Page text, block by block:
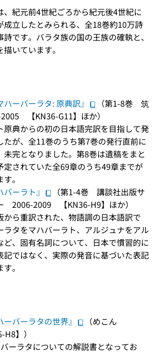
、紀元前4世紀ごろから紀元後4世紀に
成立したとみられる、全18巻約10万詩
です。バラタ族の国の王族の確執と、
いています。
ハーバーラタ: 原典訳』
（第1-8巻 筑
【KN36-G11】ほか）
原典からの初の日本語完訳を目指して発
たが、全11巻のうち第7巻の発行直前に
未完となりました。第8巻は遺稿をまと
定されていた全69章のうち49章までが
。
バーラト』
（第1-4巻 講談社出版サ
2006-2009 【KN36-H9】ほか）
から重訳された、物語調の日本語訳で
ラタをマハバーラト、アルジュナをアル
ど、固有名詞について、日本で慣習的に
記ではなく、実際の発音に基づいた表記
。
ーバーラタの世界』
（めこん
】）
ーラタについての解説書となってお